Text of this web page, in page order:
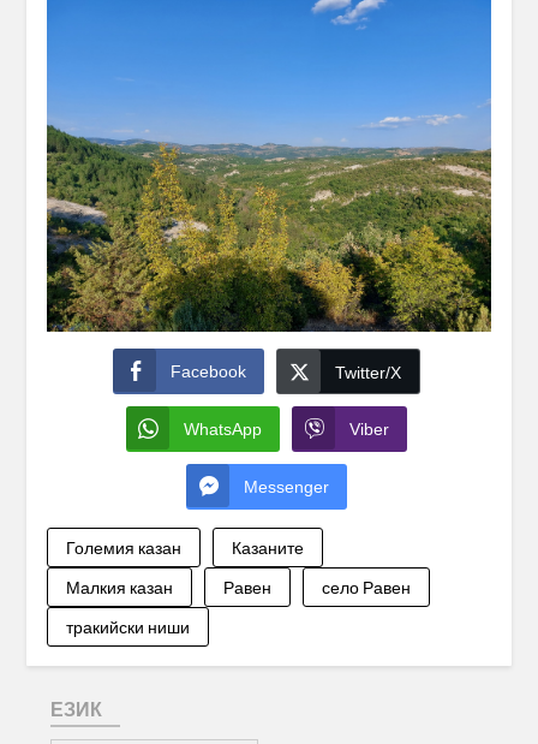
Facebook Twitter/X
WhatsApp Viber
Messenger
Големия казан
Казаните
Малкия казан
Равен
село Равен
тракийски ниши
ЕЗИК